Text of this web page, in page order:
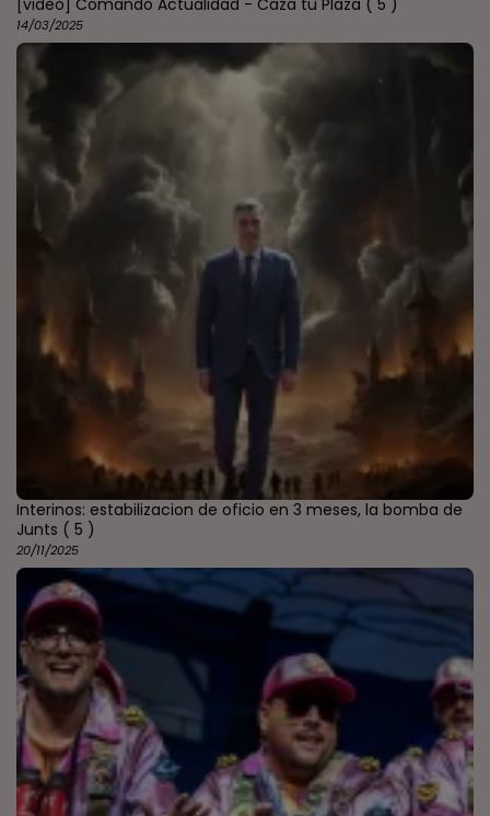
[video] Comando Actualidad - Caza tu Plaza ( 5 )
14/03/2025
Interinos: estabilizacion de oficio en 3 meses, la bomba de
Junts ( 5 )
20/11/2025